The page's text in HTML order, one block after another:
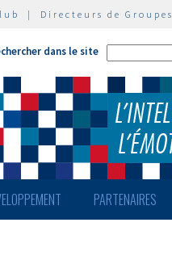
| Directeurs de Groupes
dans le site
PARTENAIRES